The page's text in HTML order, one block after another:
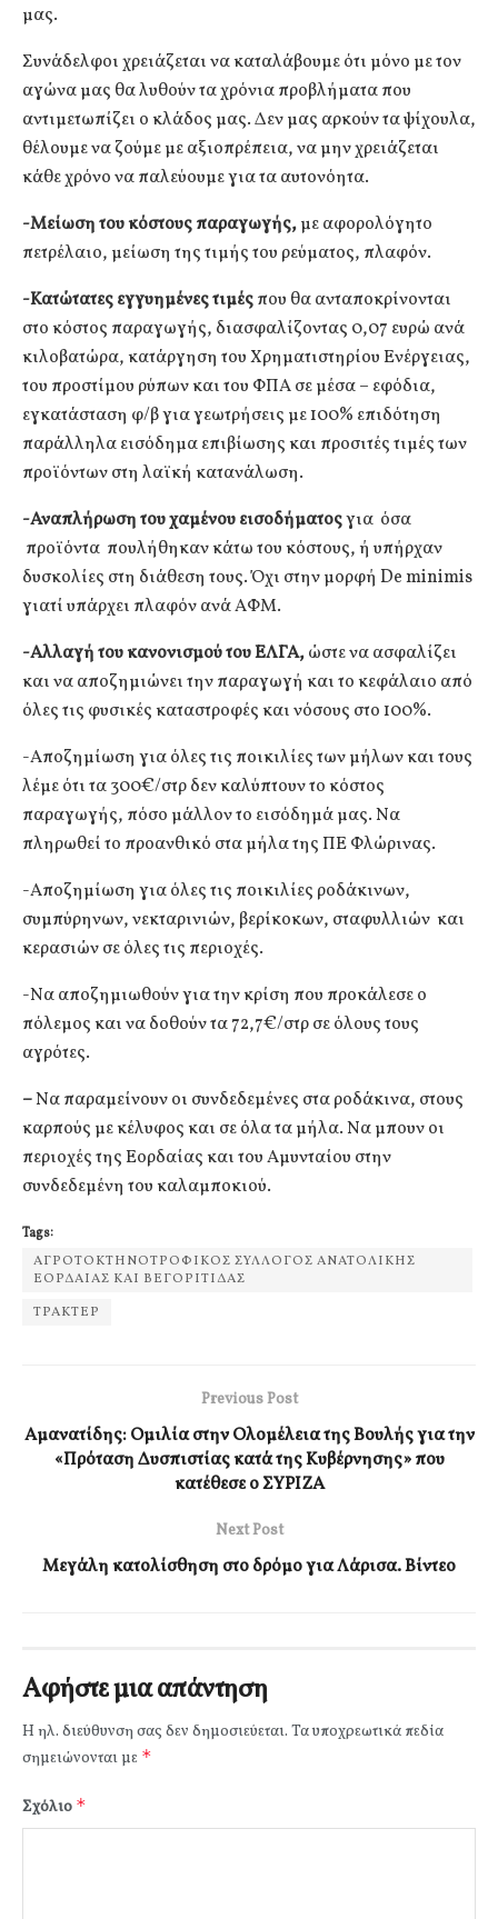
μας.
Συνάδελφοι χρειάζεται να καταλάβουμε ότι μόνο με τον
αγώνα μας θα λυθούν τα χρόνια προβλήματα που
αντιμετωπίζει ο κλάδος μας. Δεν μας αρκούν τα ψίχουλα,
θέλουμε να ζούμε με αξιοπρέπεια, να μην χρειάζεται
κάθε χρόνο να παλεύουμε για τα αυτονόητα.
-Μείωση του κόστους παραγωγής,με αφορολόγητο
πετρέλαιο, μείωση της τιμής του ρεύματος, πλαφόν.
-Κατώτατες εγγυημένες τιμέςπου θα ανταποκρίνονται
στο κόστος παραγωγής, διασφαλίζοντας 0,07 ευρώ ανά
κιλοβατώρα, κατάργηση του Χρηματιστηρίου Ενέργειας,
του προστίμου ρύπων και του ΦΠΑ σε μέσα – εφόδια,
εγκατάσταση φ/β για γεωτρήσεις με 100% επιδότηση
παράλληλα εισόδημα επιβίωσης και προσιτές τιμές των
προϊόντων στη λαϊκή κατανάλωση.
-Αναπλήρωση του χαμένου εισοδήματοςγια όσα
προϊόντα πουλήθηκαν κάτω του κόστους, ή υπήρχαν
δυσκολίες στη διάθεση τους. Όχι στην μορφή De minimis
γιατί υπάρχει πλαφόν ανά ΑΦΜ.
-Αλλαγή του κανονισμού του ΕΛΓΑ,ώστε να ασφαλίζει
και να αποζημιώνει την παραγωγή και το κεφάλαιο από
όλες τις φυσικές καταστροφές και νόσους στο 100%.
-Αποζημίωση για όλες τις ποικιλίες των μήλων και τους
λέμε ότι τα 300€/στρ δεν καλύπτουν το κόστος
παραγωγής, πόσο μάλλον το εισόδημά μας. Να
πληρωθεί το προανθικό στα μήλα της ΠΕ Φλώρινας.
-Αποζημίωση για όλες τις ποικιλίες ροδάκινων,
συμπύρηνων, νεκταρινιών, βερίκοκων, σταφυλλιών και
κερασιών σε όλες τις περιοχές.
-Να αποζημιωθούν για την κρίση που προκάλεσε ο
πόλεμος και να δοθούν τα 72,7€/στρ σε όλους τους
αγρότες.
–Να παραμείνουν οι συνδεδεμένες στα ροδάκινα, στους
καρπούς με κέλυφος και σε όλα τα μήλα. Να μπουν οι
περιοχές της Εορδαίας και του Αμυνταίου στην
συνδεδεμένη του καλαμποκιού.
Tags:
ΑΓΡΟΤΟΚΤΗΝΟΤΡΟΦΙΚΟΣ ΣΥΛΛΟΓΟΣ ΑΝΑΤΟΛΙΚΗΣ
ΕΟΡΔΑΙΑΣ ΚΑΙ ΒΕΓΟΡΙΤΙΔΑΣ
ΤΡΑΚΤΕΡ
Previous Post
Αμανατίδης: Ομιλία στην Ολομέλεια της Βουλής για την
«Πρόταση Δυσπιστίας κατά της Κυβέρνησης» που
κατέθεσε ο ΣΥΡΙΖΑ
Next Post
Μεγάλη κατολίσθηση στο δρόμο για Λάρισα. Βίντεο
Αφήστε μια απάντηση
Η ηλ. διεύθυνση σας δεν δημοσιεύεται. Τα υποχρεωτικά πεδία
σημειώνονται με *
Σχόλιο *